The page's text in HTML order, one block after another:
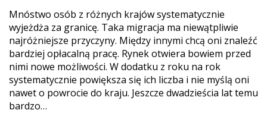
Mnóstwo osób z różnych krajów systematycznie
wyjeżdża za granicę. Taka migracja ma niewątpliwie
najróżniejsze przyczyny. Między innymi chcą oni znaleźć
bardziej opłacalną pracę. Rynek otwiera bowiem przed
nimi nowe możliwości. W dodatku z roku na rok
systematycznie powiększa się ich liczba i nie myślą oni
nawet o powrocie do kraju. Jeszcze dwadzieścia lat temu
bardzo…